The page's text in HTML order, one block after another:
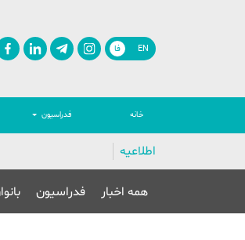
EN فا
خانه فدراسیون
اطلاعیه
همه اخبار فدراسیون